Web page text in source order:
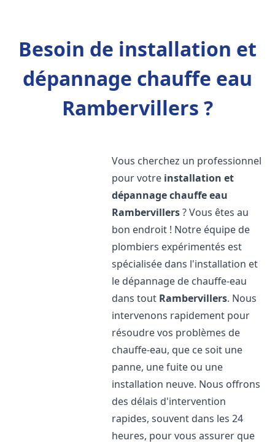
Besoin de installation et
dépannage chauffe eau
Rambervillers ?
Vous cherchez un professionnel
pour votre installation et
dépannage chauffe eau
Rambervillers? Vous êtes au
bon endroit ! Notre équipe de
plombiers expérimentés est
spécialisée dans l'installation et
le dépannage de chauffe-eau
dans tout Rambervillers. Nous
intervenons rapidement pour
résoudre vos problèmes de
chauffe-eau, que ce soit une
panne, une fuite ou une
installation neuve. Nous offrons
des délais d'intervention
rapides, souvent dans les 24
heures, pour vous assurer que